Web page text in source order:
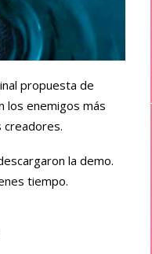
propuesta de
los enemigos más
creadores.
la demo.
tiempo.